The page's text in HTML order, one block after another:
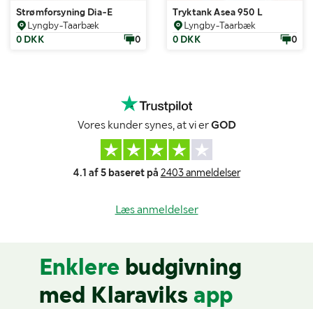
Strømforsyning Dia-E
Lyngby-Taarbæk
0 DKK
0
Tryktank Asea 950 L
Lyngby-Taarbæk
0 DKK
0
Vores kunder synes, at vi erGOD
4.1 af 5 baseret på 2403 anmeldelser
Læs anmeldelser
Enklere budgivning
med Klaraviks app